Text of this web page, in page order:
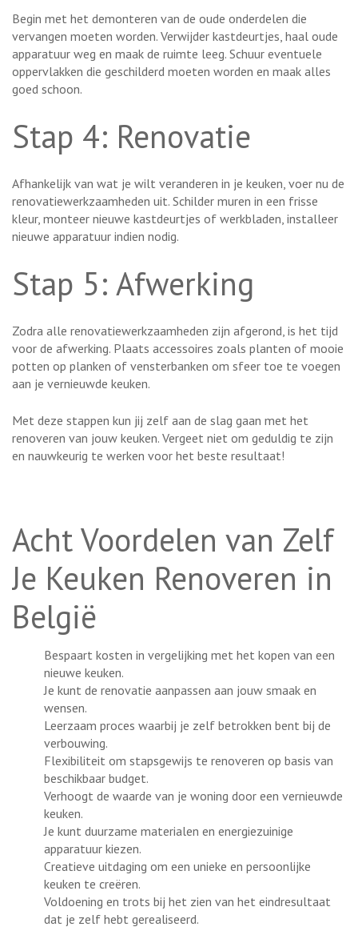
Begin met het demonteren van de oude onderdelen die
vervangen moeten worden. Verwijder kastdeurtjes, haal oude
apparatuur weg en maak de ruimte leeg. Schuur eventuele
oppervlakken die geschilderd moeten worden en maak alles
goed schoon.
Stap 4: Renovatie
Afhankelijk van wat je wilt veranderen in je keuken, voer nu de
renovatiewerkzaamheden uit. Schilder muren in een frisse
kleur, monteer nieuwe kastdeurtjes of werkbladen, installeer
nieuwe apparatuur indien nodig.
Stap 5: Afwerking
Zodra alle renovatiewerkzaamheden zijn afgerond, is het tijd
voor de afwerking. Plaats accessoires zoals planten of mooie
potten op planken of vensterbanken om sfeer toe te voegen
aan je vernieuwde keuken.
Met deze stappen kun jij zelf aan de slag gaan met het
renoveren van jouw keuken. Vergeet niet om geduldig te zijn
en nauwkeurig te werken voor het beste resultaat!
Acht Voordelen van Zelf
Je Keuken Renoveren in
België
Bespaart kosten in vergelijking met het kopen van een
nieuwe keuken.
Je kunt de renovatie aanpassen aan jouw smaak en
wensen.
Leerzaam proces waarbij je zelf betrokken bent bij de
verbouwing.
Flexibiliteit om stapsgewijs te renoveren op basis van
beschikbaar budget.
Verhoogt de waarde van je woning door een vernieuwde
keuken.
Je kunt duurzame materialen en energiezuinige
apparatuur kiezen.
Creatieve uitdaging om een unieke en persoonlijke
keuken te creëren.
Voldoening en trots bij het zien van het eindresultaat
dat je zelf hebt gerealiseerd.